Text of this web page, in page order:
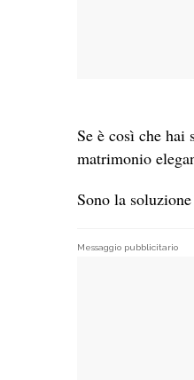
Se è così che hai
matrimonio
Sono la
Messaggio pubblicitario